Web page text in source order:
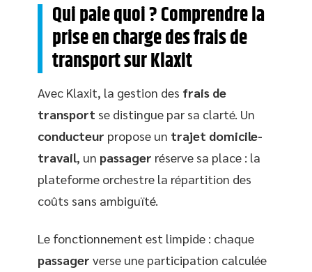
Qui paie quoi ? Comprendre la
prise en charge des frais de
transport sur Klaxit
Avec Klaxit, la gestion des frais de
transport se distingue par sa clarté. Un
conducteur propose un trajet domicile-
travail, un passager réserve sa place : la
plateforme orchestre la répartition des
coûts sans ambiguïté.
Le fonctionnement est limpide : chaque
passager verse une participation calculée